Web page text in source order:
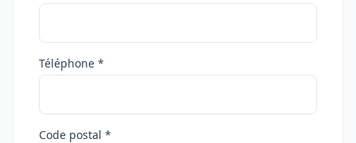
Téléphone *
Code postal *